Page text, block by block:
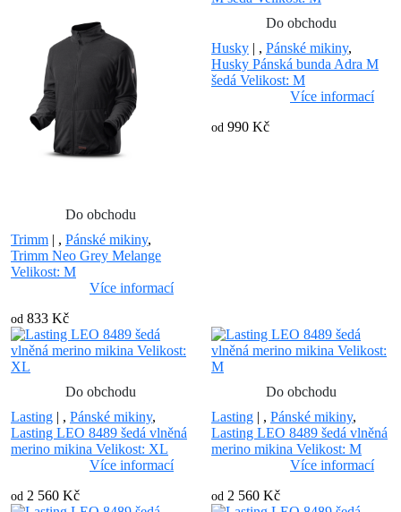
Do obchodu
Trimm | , Pánské mikiny,
Trimm Neo Grey Melange
Velikost: M
Více informací
od 833 Kč
Do obchodu
Husky | , Pánské mikiny,
Husky Pánská bunda Adra M
šedá Velikost: M
Více informací
od 990 Kč
Do obchodu
Lasting | , Pánské mikiny,
Lasting LEO 8489 šedá vlněná
merino mikina Velikost: XL
Více informací
od 2 560 Kč
Do obchodu
Lasting | , Pánské mikiny,
Lasting LEO 8489 šedá vlněná
merino mikina Velikost: M
Více informací
od 2 560 Kč